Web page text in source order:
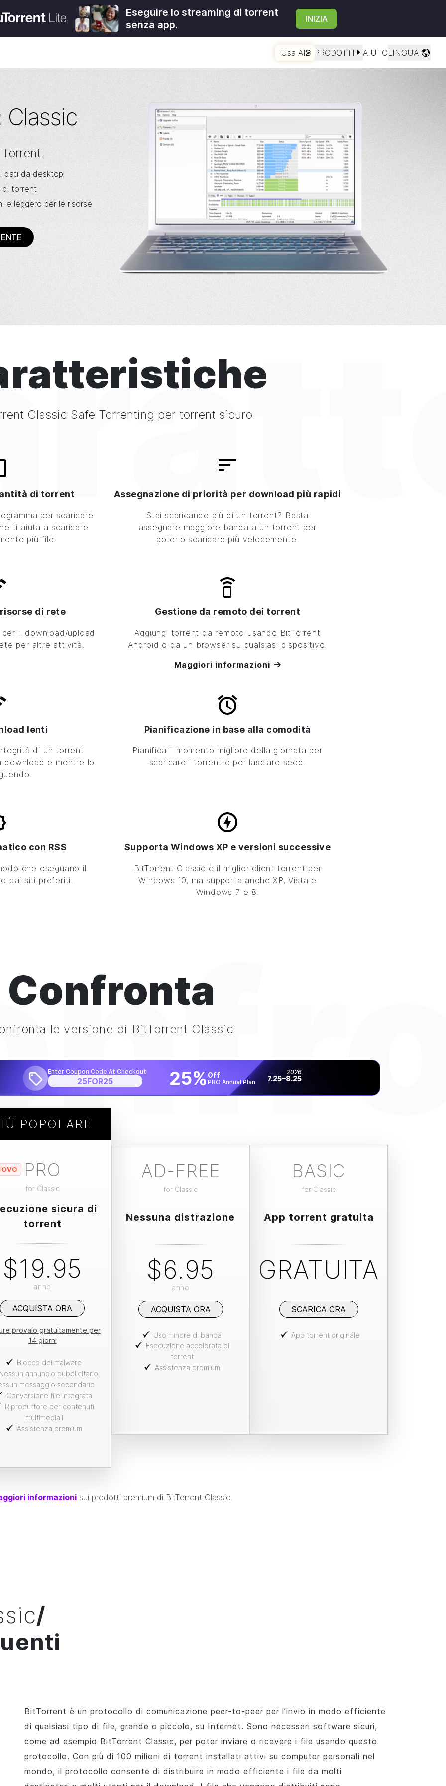
Eseguire lo streaming di torrent
senza app.
INIZIA
Usa AI PRODOTTI AIUTOLINGUA
Classic
dati da desktop
di torrent
e leggero per le risorse
Classic Safe Torrenting per torrent sicuro
di torrent
per scaricare
ti aiuta a scaricare
più file.
Assegnazione di priorità per download più rapidi
Stai scaricando più di un torrent? Basta
assegnare maggiore banda a un torrent per
poterlo scaricare più velocemente.
di rete
il download/upload
per altre attività.
Gestione da remoto dei torrent
Aggiungi torrent da remoto usando BitTorrent
Android o da un browser su qualsiasi dispositivo.
Maggiori informazioni
lenti
di un torrent
download e mentre lo
Pianificazione in base alla comodità
Pianifica il momento migliore della giornata per
scaricare i torrent e per lasciare seed.
con RSS
che eseguano il
dai siti preferiti.
Supporta Windows XP e versioni successive
BitTorrent Classic è il miglior client torrent per
Windows 10, ma supporta anche XP, Vista e
Windows 7 e 8.
Confronta
le versione di BitTorrent Classic
Enter Coupon Code At Checkout
25FOR25 25% Off
PRO Annual Plan
2026
7.25 8.25
POPOLARE
PRO
for Classic
sicura di
torrent
$19.95
anno
ACQUISTA ORA
provalo gratuitamente per
14 giorni
Blocco dei malware
annuncio pubblicitario,
messaggio secondario
Conversione file integrata
Riproduttore per contenuti
multimediali
Assistenza premium
AD-FREE
for Classic
Nessuna distrazione
$6.95
anno
ACQUISTA ORA
Uso minore di banda
Esecuzione accelerata di
torrent
Assistenza premium
BASIC
for Classic
App torrent gratuita
GRATUITA
SCARICA ORA
App torrent originale
informazioni sui prodotti premium di BitTorrent Classic.
/
BitTorrent è un protocollo di comunicazione peer-to-peer per l’invio in modo efficiente
di qualsiasi tipo di file, grande o piccolo, su Internet. Sono necessari software sicuri,
come ad esempio BitTorrent Classic, per poter inviare o ricevere i file usando questo
protocollo. Con più di 100 milioni di torrent installati attivi su computer personali nel
mondo, il protocollo consente di distribuire in modo efficiente i file da molti